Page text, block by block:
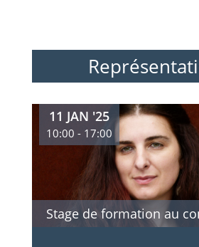
Stage de formation au
11 JAN '25
10:00 - 17:00